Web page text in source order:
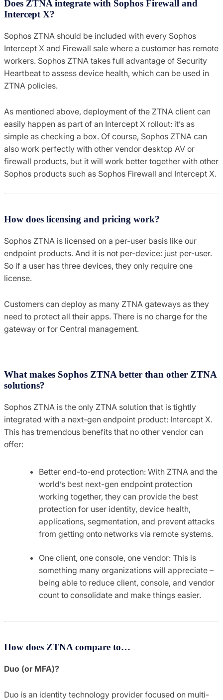
Does ZTNA integrate with Sophos Firewall and
Intercept X?
Sophos ZTNA should be included with every Sophos
Intercept X and Firewall sale where a customer has remote
workers. Sophos ZTNA takes full advantage of Security
Heartbeat to assess device health, which can be used in
ZTNA policies.
As mentioned above, deployment of the ZTNA client can
easily happen as part of an Intercept X rollout: it’s as
simple as checking a box. Of course, Sophos ZTNA can
also work perfectly with other vendor desktop AV or
firewall products, but it will work better together with other
Sophos products such as Sophos Firewall and Intercept X.
How does licensing and pricing work?
Sophos ZTNA is licensed on a per-user basis like our
endpoint products. And it is not per-device: just per-user.
So if a user has three devices, they only require one
license.
Customers can deploy as many ZTNA gateways as they
need to protect all their apps. There is no charge for the
gateway or for Central management.
What makes Sophos ZTNA better than other ZTNA
solutions?
Sophos ZTNA is the only ZTNA solution that is tightly
integrated with a next-gen endpoint product: Intercept X.
This has tremendous benefits that no other vendor can
offer:
Better end-to-end protection: With ZTNA and the
world’s best next-gen endpoint protection
working together, they can provide the best
protection for user identity, device health,
applications, segmentation, and prevent attacks
from getting onto networks via remote systems.
One client, one console, one vendor: This is
something many organizations will appreciate –
being able to reduce client, console, and vendor
count to consolidate and make things easier.
How does ZTNA compare to…
Duo (or MFA)?
Duo is an identity technology provider focused on multi-